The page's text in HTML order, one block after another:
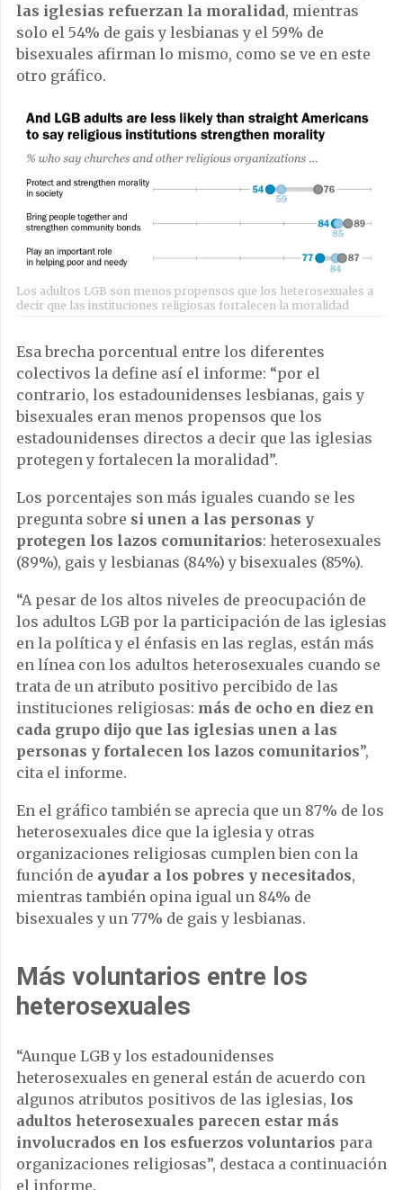
las iglesias refuerzan la moralidad, mientras
solo el 54% de gais y lesbianas y el 59% de
bisexuales afirman lo mismo, como se ve en este
otro gráfico.
Los adultos LGB son menos propensos que los heterosexuales a
decir que las instituciones religiosas fortalecen la moralidad
Esa brecha porcentual entre los diferentes
colectivos la define así el informe: “por el
contrario, los estadounidenses lesbianas, gais y
bisexuales eran menos propensos que los
estadounidenses directos a decir que las iglesias
protegen y fortalecen la moralidad”.
Los porcentajes son más iguales cuando se les
pregunta sobre si unen a las personas y
protegen los lazos comunitarios: heterosexuales
(89%), gais y lesbianas (84%) y bisexuales (85%).
“A pesar de los altos niveles de preocupación de
los adultos LGB por la participación de las iglesias
en la política y el énfasis en las reglas, están más
en línea con los adultos heterosexuales cuando se
trata de un atributo positivo percibido de las
instituciones religiosas: más de ocho en diez en
cada grupo dijo que las iglesias unen a las
personas y fortalecen los lazos comunitarios”,
cita el informe.
En el gráfico también se aprecia que un 87% de los
heterosexuales dice que la iglesia y otras
organizaciones religiosas cumplen bien con la
función de ayudar a los pobres y necesitados,
mientras también opina igual un 84% de
bisexuales y un 77% de gais y lesbianas.
Más voluntarios entre los
heterosexuales
“Aunque LGB y los estadounidenses
heterosexuales en general están de acuerdo con
algunos atributos positivos de las iglesias, los
adultos heterosexuales parecen estar más
involucrados en los esfuerzos voluntarios para
organizaciones religiosas”, destaca a continuación
el informe.